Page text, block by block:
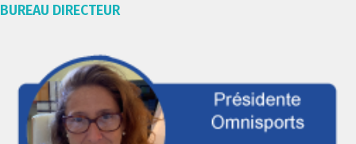
BUREAU DIRECTEUR